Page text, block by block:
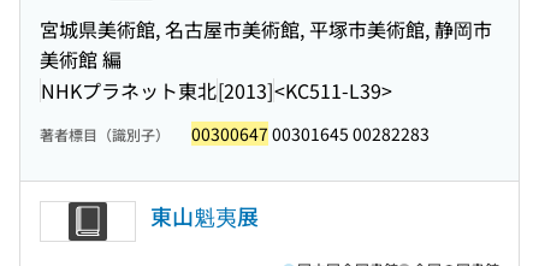
宮城県美術館, 名古屋市美術館, 平塚市美術館, 静岡市
美術館 編
NHKプラネット東北[2013]<KC511-L39>
著者標目（識別子） 00300647 00301645 00282283
東山魁夷展